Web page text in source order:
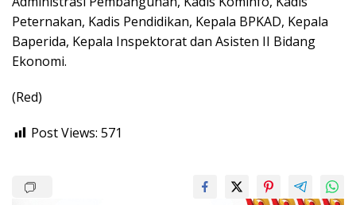
Peternakan, Kadis Pendidikan, Kepala BPKAD, Kepala
Baperida, Kepala Inspektorat dan Asisten II Bidang
Ekonomi.
(Red)
Post Views: 571